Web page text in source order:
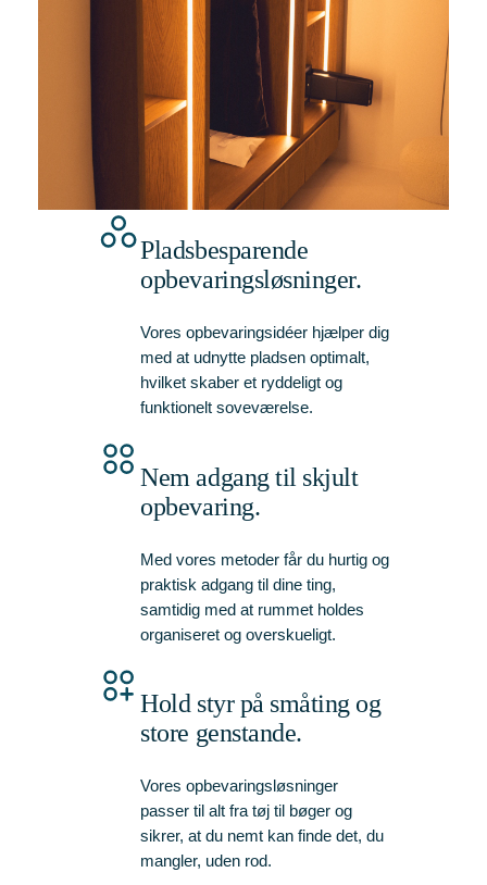
Pladsbesparende
opbevaringsløsninger.
Vores opbevaringsidéer hjælper dig
med at udnytte pladsen optimalt,
hvilket skaber et ryddeligt og
funktionelt soveværelse.
Nem adgang til skjult
opbevaring.
Med vores metoder får du hurtig og
praktisk adgang til dine ting,
samtidig med at rummet holdes
organiseret og overskueligt.
Hold styr på småting og
store genstande.
Vores opbevaringsløsninger
passer til alt fra tøj til bøger og
sikrer, at du nemt kan finde det, du
mangler, uden rod.